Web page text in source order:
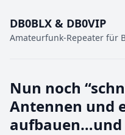
DB0BLX & DB0VIP
Amateurfunk-Repeater für
Nun noch
Antennen und
aufbauen…und